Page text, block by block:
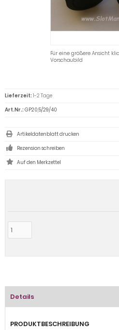
Für eine größere Ansicht
Vorschaubild
Lieferzeit: 1-2 Tage
Art.Nr.: GP20,5/29/40
Artikeldatenblatt drucken
Rezension schreiben
Details
PRODUKTBESCHREIBUNG